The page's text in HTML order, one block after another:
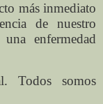
más inmediato
de nuestro
enfermedad
Todos somos